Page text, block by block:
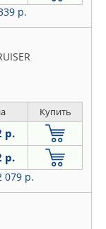
р.
Купить
р.
р.
079 р.